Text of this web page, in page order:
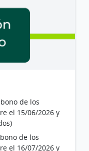
de los
el 15/06/2026 y
de los
el 16/07/2026 y